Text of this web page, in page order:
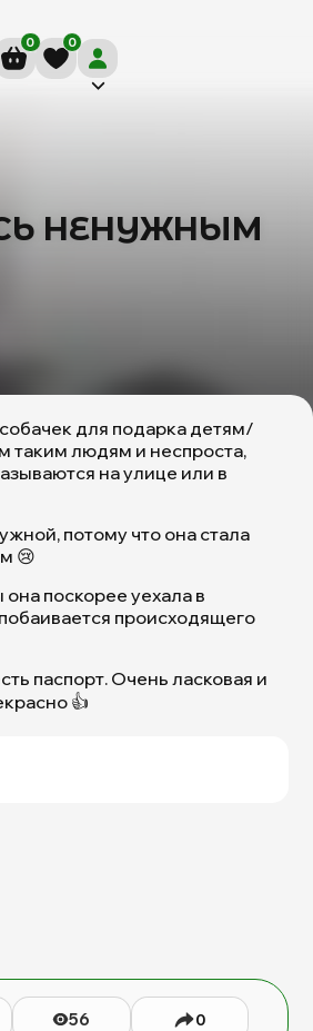
0 0
НЕНУЖНЫМ
для подарка детям/
таким людям и неспроста,
на улице или в
потому что она стала
😢
поскорее уехала в
происходящего
паспорт. Очень ласковая и
👍
56 0